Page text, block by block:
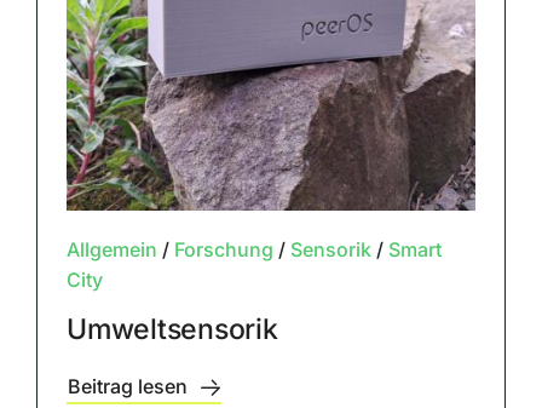
Allgemein / Forschung / Sensorik/ Smart
City
Umweltsensorik
Beitrag lesen